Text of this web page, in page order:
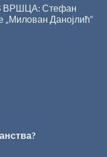
Стефан
„Милован Данојлић“